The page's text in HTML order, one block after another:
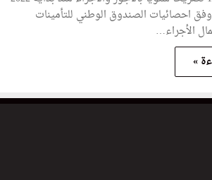
احصائيات الصندوق الوطني للتأمينات
الأجراء…
»